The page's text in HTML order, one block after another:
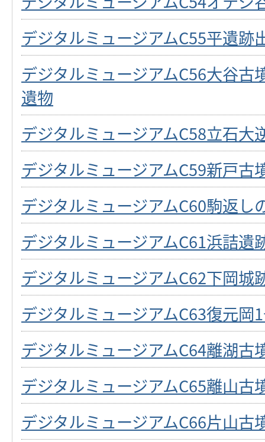
デジタルミュージアムC55平遺跡
デジタルミュージアムC56大谷古
遺物
デジタルミュージアムC58立石大
デジタルミュージアムC59新戸古
デジタルミュージアムC60駒返し
デジタルミュージアムC61浜詰遺
デジタルミュージアムC62下岡城
デジタルミュージアムC63復元岡
デジタルミュージアムC64離湖古
デジタルミュージアムC65離山古
デジタルミュージアムC66片山古